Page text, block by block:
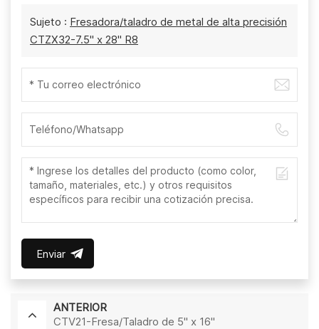
Sujeto : Fresadora/taladro de metal de alta precisión
CTZX32-7.5" x 28" R8
Enviar
ANTERIOR
CTV21-Fresa/Taladro de 5" x 16"